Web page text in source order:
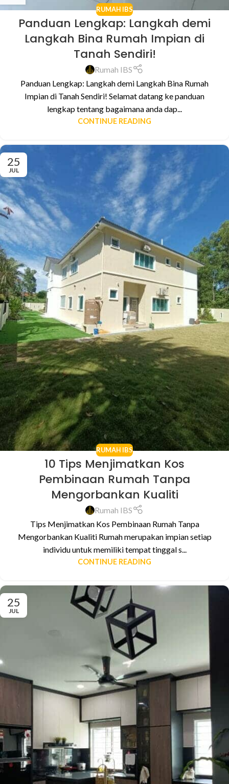
RUMAH IBS
Panduan Lengkap: Langkah demi
Langkah Bina Rumah Impian di
Tanah Sendiri!
Rumah IBS
Panduan Lengkap: Langkah demi Langkah Bina Rumah
Impian di Tanah Sendiri! Selamat datang ke panduan
lengkap tentang bagaimana anda dap...
CONTINUE READING
25
JUL
RUMAH IBS
10 Tips Menjimatkan Kos
Pembinaan Rumah Tanpa
Mengorbankan Kualiti
Rumah IBS
Tips Menjimatkan Kos Pembinaan Rumah Tanpa
Mengorbankan Kualiti Rumah merupakan impian setiap
individu untuk memiliki tempat tinggal s...
CONTINUE READING
25
JUL